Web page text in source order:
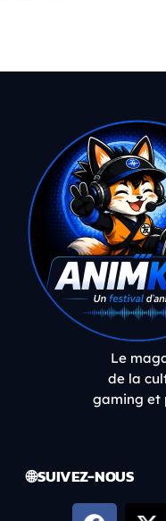
Le
de la
gaming et
🌐 SUIVEZ-NOUS